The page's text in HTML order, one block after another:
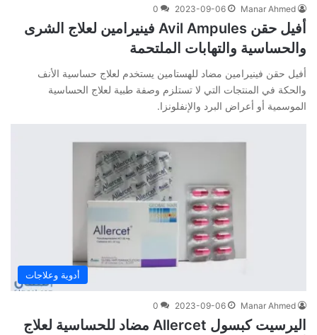
Manar Ahmed
2023-09-06
0
أفيل حقن Avil Ampules فينيرامين لعلاج الشرى
والحساسية والتهابات الملتحمة
أفيل حقن فينيرامين مضاد للهستامين يستخدم لعلاج حساسية الأنف
والحكة في المنتجات التي لا تستلزم وصفة طبية لعلاج الحساسية
الموسمية أو أعراض البرد والإنفلونزا.
أدوية وعلاجات
Manar Ahmed
2023-09-06
0
اليرسيت كبسول Allercet مضاد للحساسية لعلاج